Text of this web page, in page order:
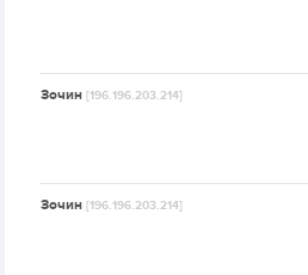
Зочин[196.196.203.214]
Зочин[196.196.203.214]